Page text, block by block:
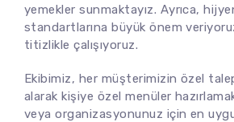
yemekler sunmaktayız. Ayrıca,
standartlarına büyük önem
titizlikle çalışıyoruz.
Ekibimiz, her müşterimizin özel
alarak kişiye özel menüler
veya organizasyonunuz için en